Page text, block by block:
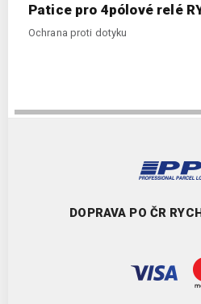
Patice pro 4pólové relé
Ochrana proti dotyku
DOPRAVA PO ČR